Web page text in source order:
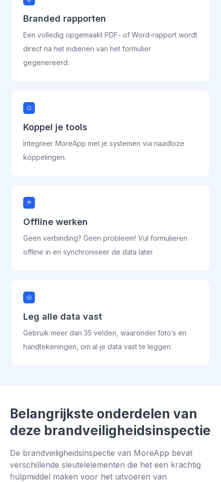
Branded rapporten
Een volledig opgemaakt PDF- of Word-rapport wordt
direct na het indienen van het formulier
gegenereerd.
Koppel je tools
Integreer MoreApp met je systemen via naadloze
koppelingen.
Offline werken
Geen verbinding? Geen probleem! Vul formulieren
offline in en synchroniseer de data later.
Leg alle data vast
Gebruik meer dan 35 velden, waaronder foto’s en
handtekeningen, om al je data vast te leggen.
Belangrijkste onderdelen van
deze brandveiligheidsinspectie
De brandveiligheidsinspectie van MoreApp bevat
verschillende sleutelelementen die het een krachtig
hulpmiddel maken voor het uitvoeren van